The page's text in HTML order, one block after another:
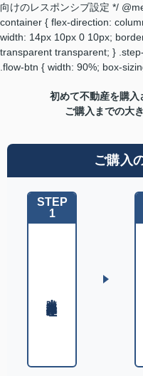
向けのレスポンシブ設定 */
container { flex-direction:
width: 14px 10px 0 10px;
transparent transparent; }
.flow-btn { width: 90%; box-
初めて不動産を購入
ご購入までの大
ご購入
STEP
1